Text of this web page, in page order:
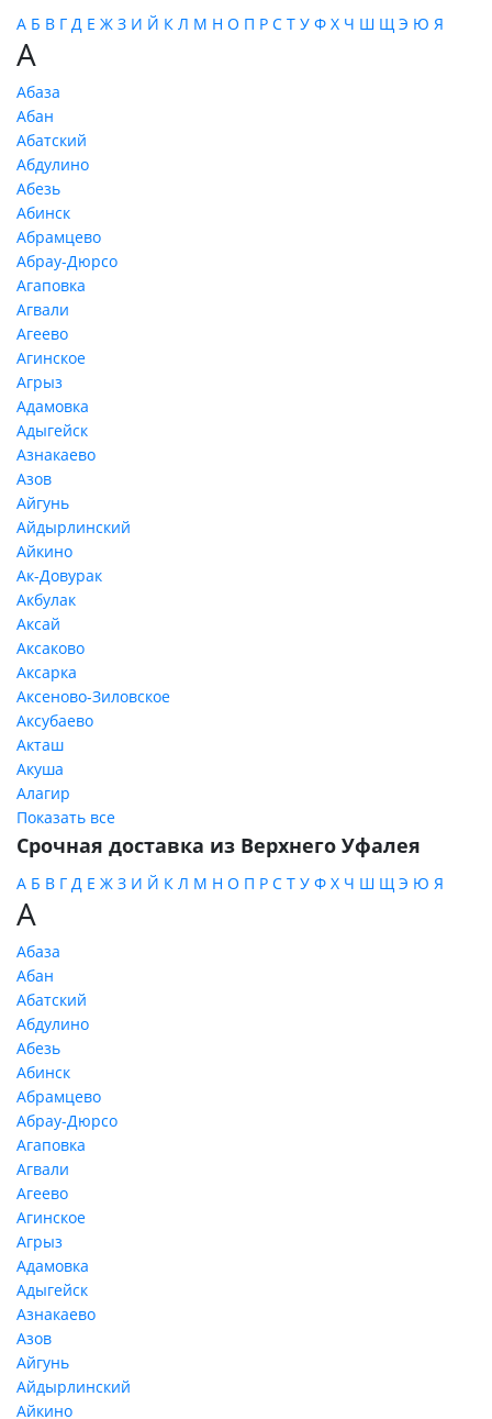
А Б В Г Д Е Ж З И Й К Л М Н О П Р С Т У Ф Х Ч Ш Щ Э Ю Я
А
Абаза
Абан
Абатский
Абдулино
Абезь
Абинск
Абрамцево
Абрау-Дюрсо
Агаповка
Агвали
Агеево
Агинское
Агрыз
Адамовка
Адыгейск
Азнакаево
Азов
Айгунь
Айдырлинский
Айкино
Ак-Довурак
Акбулак
Аксай
Аксаково
Аксарка
Аксеново-Зиловское
Аксубаево
Акташ
Акуша
Алагир
Показать все
Срочная доставка из Верхнего Уфалея
А Б В Г Д Е Ж З И Й К Л М Н О П Р С Т У Ф Х Ч Ш Щ Э Ю Я
А
Абаза
Абан
Абатский
Абдулино
Абезь
Абинск
Абрамцево
Абрау-Дюрсо
Агаповка
Агвали
Агеево
Агинское
Агрыз
Адамовка
Адыгейск
Азнакаево
Азов
Айгунь
Айдырлинский
Айкино